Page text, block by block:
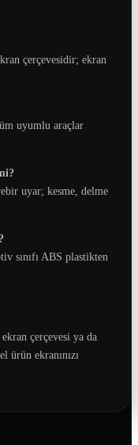
çerçevesidir; ekran
uyumlu araçlar
uyar; kesme, delme
sınıfı ABS plastikten
çerçevesi ya da
ürün ekranınızı